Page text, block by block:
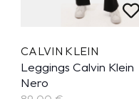
CALVIN KLEIN
Leggings Calvin Klein
Nero